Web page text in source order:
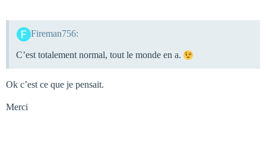
Fireman756:
C’est totalement normal, tout le monde en a.
Ok c’est ce que je pensait.
Merci